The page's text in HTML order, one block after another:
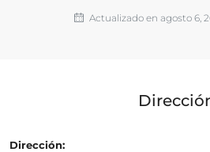
Actualizado en agosto 6,
Dirección: